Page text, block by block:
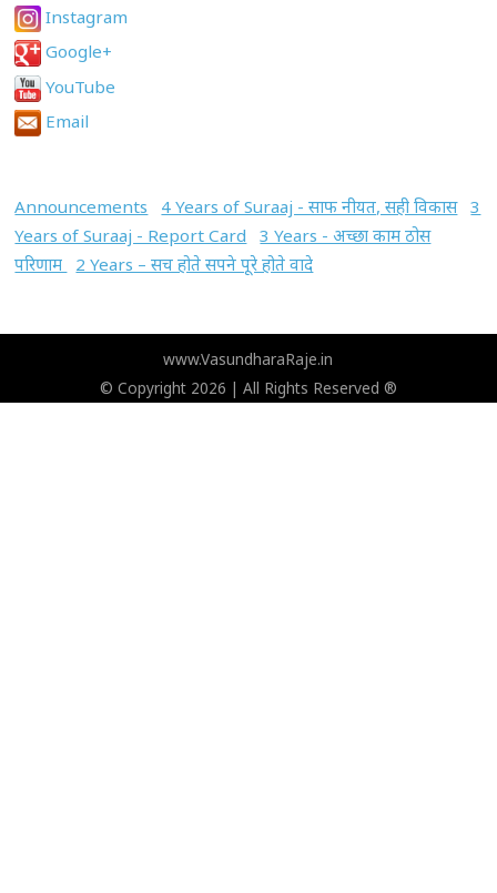
Instagram
Google+
YouTube
Email
Announcements 4 Years of Suraaj - साफ नीयत, सही विकास 3
Years of Suraaj - Report Card
3 Years - अच्छा काम ठोस
परिणाम
2 Years – सच होते सपने पूरे होते वादे
www.VasundharaRaje.in
© Copyright 2026 | All Rights Reserved ®